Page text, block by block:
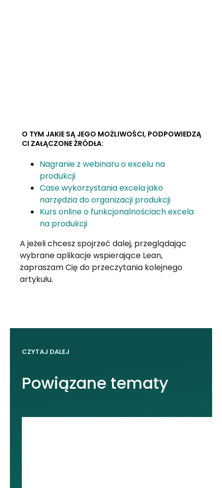
O TYM JAKIE SĄ JEGO MOŻLIWOŚCI, PODPOWIEDZĄ
CI ZAŁĄCZONE ŹRÓDŁA:
Nagranie z webinaru o excelu na
produkcji
Case wykorzystania excela jako
narzędzia do organizacji produkcji
Kurs online o funkcjonalnościach excela
na produkcji
A jeżeli chcesz spojrzeć dalej, przeglądając
wybrane aplikacje wspierające Lean,
zapraszam Cię do przeczytania kolejnego
artykułu.
CZYTAJ DALEJ
Powiązane tematy